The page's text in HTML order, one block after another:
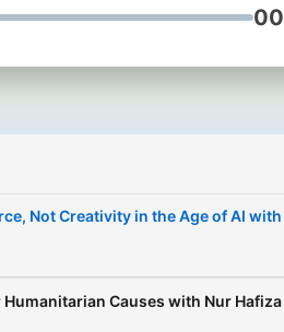
Asia to the rest of
Not Creativity in the Age of AI with
Causes with Nur Hafiza